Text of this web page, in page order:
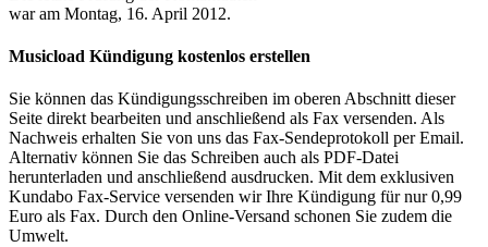
war am Montag, 16. April 2012.
Musicload Kündigung kostenlos erstellen
Sie können das Kündigungsschreiben im oberen Abschnitt dieser
Seite direkt bearbeiten und anschließend als Fax versenden. Als
Nachweis erhalten Sie von uns das Fax-Sendeprotokoll per Email.
Alternativ können Sie das Schreiben auch als PDF-Datei
herunterladen und anschließend ausdrucken. Mit dem exklusiven
Kundabo Fax-Service versenden wir Ihre Kündigung für nur 0,99
Euro als Fax. Durch den Online-Versand schonen Sie zudem die
Umwelt.